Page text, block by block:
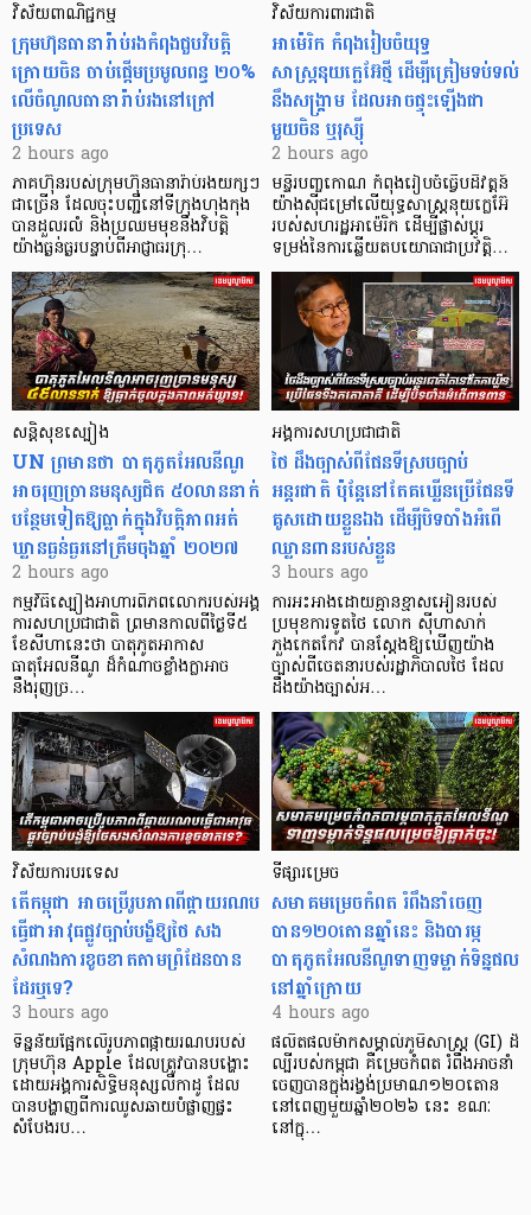
វិស័យពាណិជ្ជកម្ម
ក្រុមហ៊ុនធានារ៉ាប់រងកំពុងជួបវិបត្តិ
ក្រោយចិន ចាប់ផ្តើមប្រមូលពន្ធ ២០%
លើចំណូលធានារ៉ាប់រងនៅក្រៅ
ប្រទេស
2 hours ago
ភាគហ៊ុនរបស់ក្រុមហ៊ុនធានារ៉ាប់រងយក្សៗ
ជាច្រើន ដែលចុះបញ្ជីនៅទីក្រុងហុងកុង
បានដួលរលំ និងប្រឈមមុខនឹងវិបត្តិ
យ៉ាងធ្ងន់ធ្ងរបន្ទាប់ពីអាជ្ញាធរក្រុ…
វិស័យការពារជាតិ
អាម៉េរិក កំពុងរៀបចំយុទ្ធ
សាស្ត្រនុយក្លេអ៊ែថ្មី ដើម្បីត្រៀមទប់ទល់
នឹងសង្គ្រាម ដែលអាចផ្ទុះឡើងជា
មួយចិន ឬរុស្ស៊ី
2 hours ago
មន្ទីរបញ្ចកោណ កំពុងរៀបចំធ្វើបដិវត្តន៍
យ៉ាងស៊ីជម្រៅលើយុទ្ធសាស្ត្រនុយក្លេអ៊ែ
របស់សហរដ្ឋអាម៉េរិក ដើម្បីផ្លាស់ប្តូរ
ទម្រង់នៃការឆ្លើយតបយោធាជាប្រវត្តិ…
សន្តិសុខស្បៀង
UN ព្រមានថា បាតុភូតអែលនីណូ
អាចរុញច្រានមនុស្សជិត ៥០លាននាក់
បន្ថែមទៀតឱ្យធ្លាក់ក្នុងវិបត្តិ​ភាពអត់
ឃ្លានធ្ងន់ធ្ងរនៅត្រឹមចុងឆ្នាំ ២០២៧
2 hours ago
កម្មវិធីស្បៀងអាហារពិភពលោករបស់អង្គ
ការសហប្រជាជាតិ ព្រមាន​កាលពីថ្ងៃទី៥
ខែសីហានេះថា បាតុភូតអាកាស
ធាតុអែលនីណូ ដ៏កំណាចខ្លាំងក្លាអាច
នឹងរុញច្រ…
អង្គការសហប្រជាជាតិ
ថៃ ដឹងច្បាស់ពីផែនទីស្របច្បាប់
អន្តរជាតិ ប៉ុន្តែនៅតែគឃ្លើនប្រើផែនទី
គូសដោយខ្លួនឯង ដើម្បីបិទបាំងអំពើ
ឈ្លានពានរបស់ខ្លួន
3 hours ago
ការអះអាងដោយគ្មានខ្មាសអៀនរបស់
ប្រមុខការទូតថៃ លោក ស៊ីហាសាក់
ភួងកេតកែវ បានស្តែងឱ្យឃើញយ៉ាង
ច្បាស់ពីចេតនារបស់រដ្ឋាភិបាលថៃ ដែល
ដឹងយ៉ាងច្បាស់អ…
វិស័យការបរទេស
តើកម្ពុជា អាចប្រើរូបភាពពីផ្កាយរណប
ធ្វើជាអាវុធផ្លូវច្បាប់បង្ខំឱ្យថៃ សង
សំណងការខូចខាតតាមព្រំដែនបាន
ដែរឬទេ?​
3 hours ago
ទិន្នន័យផ្អែកលើរូបភាពផ្កាយរណបរបស់
ក្រុមហ៊ុន Apple ដែលត្រូវបានបង្ហោះ
ដោយអង្គការសិទ្ធិមនុស្សលីកាដូ ដែល
បានបង្ហាញពីការឈូសឆាយបំផ្លាញផ្ទះ
សំបែងរប…
ទីផ្សារម្រេច
សមាគមម្រេចកំពត រំពឹងនាំចេញ
បាន១២០តោនឆ្នាំនេះ និងបារម្ភ
បាតុភូតអែលនីណូទាញទម្លាក់ទិន្នផល
នៅឆ្នាំក្រោយ
4 hours ago
ផលិតផលម៉ាកសម្គាល់ភូមិសាស្ត្រ (GI) ដ៏
ល្បីរបស់កម្ពុជា គឺម្រេចកំពត រំពឹងអាចនាំ
ចេញបានក្នុងរង្វង់ប្រមាណ១២០តោន
នៅពេញមួយឆ្នាំ២០២៦ នេះ ខណៈ
នៅក្នុ…